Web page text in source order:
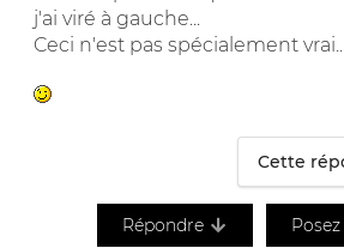
j'ai viré à gauche...
Ceci n'est pas spécialement vrai...
Cette
Répondre